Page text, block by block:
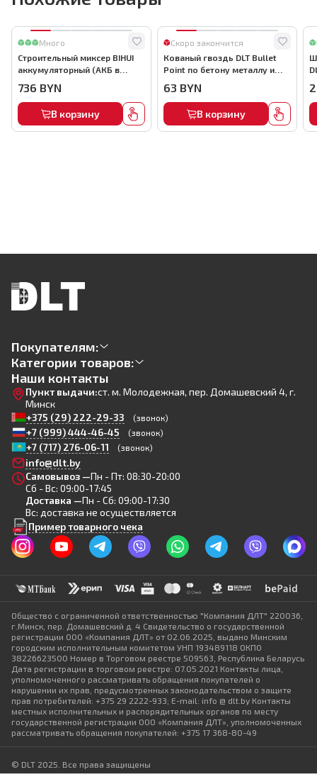
Много
Строительный миксер BIHUI
аккумуляторный (АКБ в
736 BYN
В корзину
Скоро закончится
Кованый гвоздь DLT Bullet
Point по бетону металлу и
арт.0116
63 BYN
В корзину
Покупателям:
Категории товаров:
Наши контакты
Пункт выдачи:ст. м. Молодежная, пер. Домашевский 4, г.
Минск
+375 (29) 222-29-33
(звонок)
+7 (999) 444-46-45 (звонок)
+7 (717) 276-06-11 (звонок)
info@dlt.by
Самовывоз —Пн - Пт: 08:30-20:00
Сб - Вс: 09:00-17:45
Доставка —Пн - Сб: 09:00-17:30
Вс: доставка не осуществляется
Пример товарного чека
Общество с ограниченной ответственностью "Компания ДЛТ" 220036,
г.Минск, пер. Домашевский д. 4 Свидетельство о государственной
регистрации ООО «Компания ДЛТ» от 02.06.2025, выдано Минским
городским исполнительным комитетом УНП 193489118 ОКПО
38226623500 Номер в Торговом реестре 509563, Республика Беларусь
Дата регистрации в торговом реестре: 07.05.2021 Контакты лица,
уполномоченного рассматривать обращения покупателей о
нарушении их прав, предусмотренных законодательством о защите
прав потребителей: +375 29 2222-933; E-mail: info @ dlt.by Контакты
местных исполнительных и распорядительных органов по месту
государственной регистрации ООО «Компания ДЛТ», уполномоченных
рассматривать обращения покупателей: +375 17 368-80-49
© DLT 2025. Все права защищены
Политика конфиденциальности